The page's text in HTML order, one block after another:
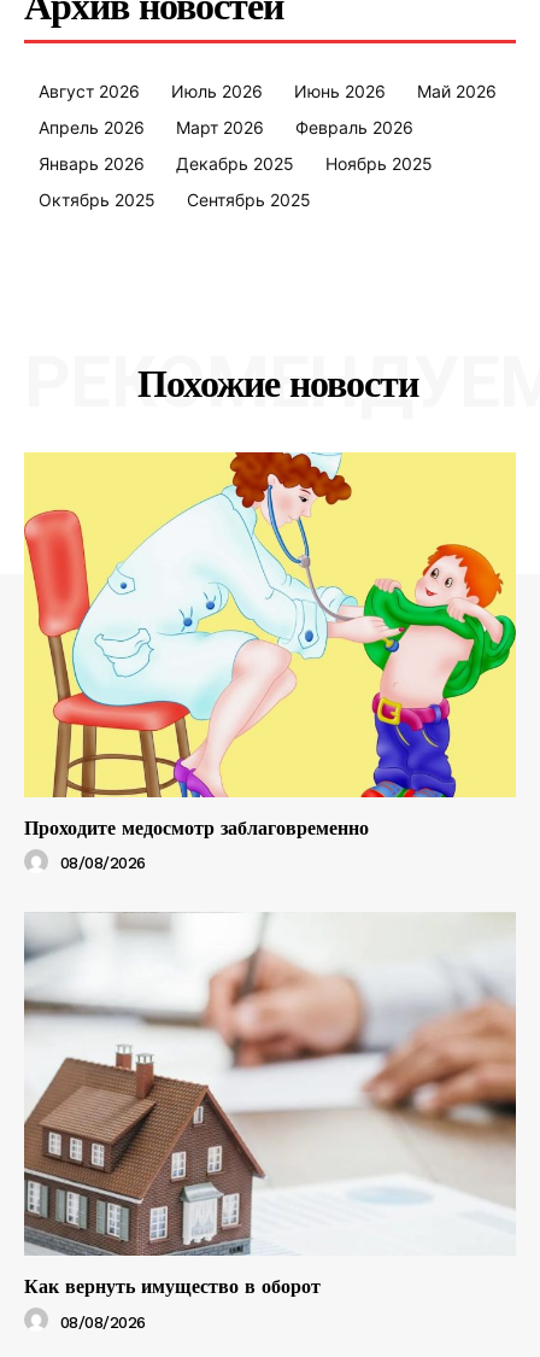
Август 2026 Июль 2026 Июнь 2026
Май 2026
Апрель 2026
Март 2026
Февраль 2026
Январь 2026
Декабрь 2025
Ноябрь 2025
Октябрь 2025
Сентябрь 2025
Похожие новости
Проходите медосмотр заблаговременно
08/08/2026
Как вернуть имущество в оборот
08/08/2026